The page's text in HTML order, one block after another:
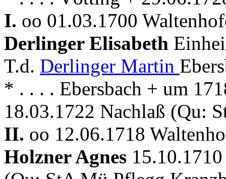
I. oo 01.03.1700
Derlinger Elisabeth
T.d. Derlinger Martin
* . . . . Ebersbach + um
18.03.1722 Nachlaß (Qu:
II. oo 12.06.1718
Holzner Agnes